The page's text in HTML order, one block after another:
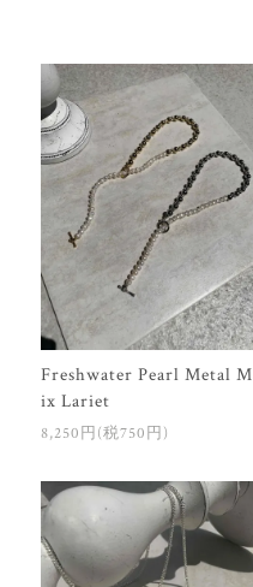
Freshwater Pearl Metal M
ix Lariet
8,250円(税750円)